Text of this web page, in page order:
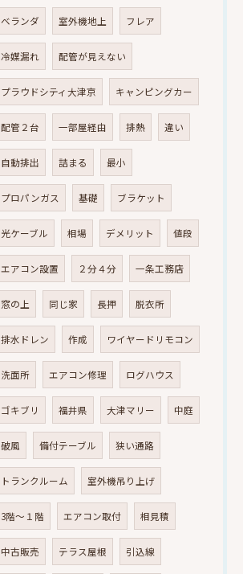
ベランダ 室外機地上 フレア
冷媒漏れ 配管が見えない
プラウドシティ大津京 キャンピングカー
配管２台 一部屋経由 排熱 違い
自動排出 詰まる 最小
プロパンガス 基礎 ブラケット
光ケーブル 相場 デメリット 値段
エアコン設置 ２分４分 一条工務店
窓の上 同じ家 長押 脱衣所
排水ドレン 作成 ワイヤードリモコン
洗面所 エアコン修理 ログハウス
ゴキブリ 福井県 大津マリー 中庭
破風 備付テーブル 狭い通路
トランクルーム 室外機吊り上げ
3階～１階 エアコン取付 相見積
中古販売 テラス屋根 引込線